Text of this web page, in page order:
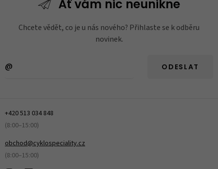
Ať vám nic neunikne
Chcete vědět, co je u nás nového? Přihlaste se k odběru
novinek.
ODESLAT
+420 513 034 848
(8:00–15:00)
obchod@cyklospeciality.cz
(8:00–15:00)